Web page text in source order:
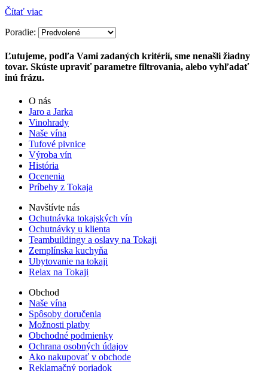
Firma Ostrožovič je najstaršou privátnou firmou na
slovenskom Tokaji.
priniesli na slovenský trh sólo spracované vína z tokajských odrôd
Furmint, Lipovina a Muškát žltý reduktívnou technológiou. Hrozno
spracúvame najmodernejšími technológiami, vrátane riadenej
Čítať viac
Poradie:
Ľutujeme, podľa Vami zadaných kritérií, sme nenašli žiadny
tovar. Skúste upraviť parametre filtrovania, alebo vyhľadať
inú frázu.
O nás
Jaro a Jarka
Vinohrady
Naše vína
Tufové pivnice
Výroba vín
História
Ocenenia
Príbehy z Tokaja
Navštívte nás
Ochutnávka tokajských vín
Ochutnávky u klienta
Teambuildingy a oslavy na Tokaji
Zemplínska kuchyňa
Ubytovanie na tokaji
Relax na Tokaji
Obchod
Naše vína
Spôsoby doručenia
Možnosti platby
Obchodné podmienky
Ochrana osobných údajov
Ako nakupovať v obchode
Reklamačný poriadok